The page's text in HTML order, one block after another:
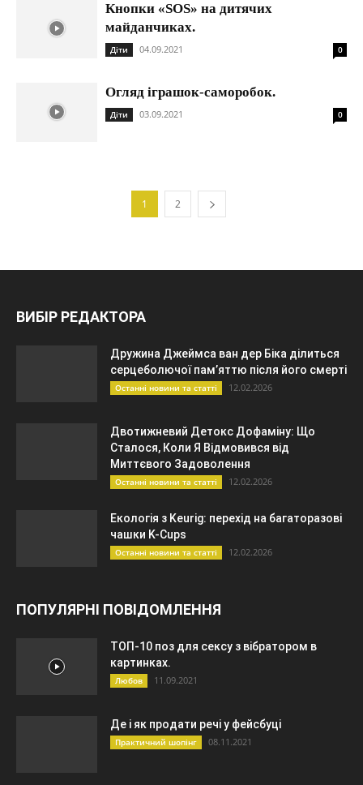
Кнопки «SOS» на дитячих
майданчиках.
Діти 04.09.2021 0
Огляд іграшок-саморобок.
Діти 03.09.2021 0
1 2
ВИБІР РЕДАКТОРА
Дружина Джеймса ван дер Біка ділиться
серцеболючої пам’яттю після його смерті
Останні новини та статті 12.02.2026
Двотижневий Детокс Дофаміну: Що
Сталося, Коли Я Відмовився від
Миттєвого Задоволення
Останні новини та статті 12.02.2026
Екологія з Keurig: перехід на багаторазові
чашки K-Cups
Останні новини та статті 12.02.2026
ПОПУЛЯРНІ ПОВІДОМЛЕННЯ
ТОП-10 поз для сексу з вібратором в
картинках.
Любов 11.09.2021
Де і як продати речі у фейсбуці
Практичний шопінг 08.11.2021